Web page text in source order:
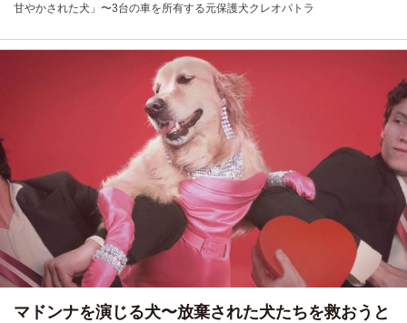
甘やかされた犬」〜3台の車を所有する元保護犬クレオパトラ
マドンナを演じる犬〜放棄された犬たちを救おうと